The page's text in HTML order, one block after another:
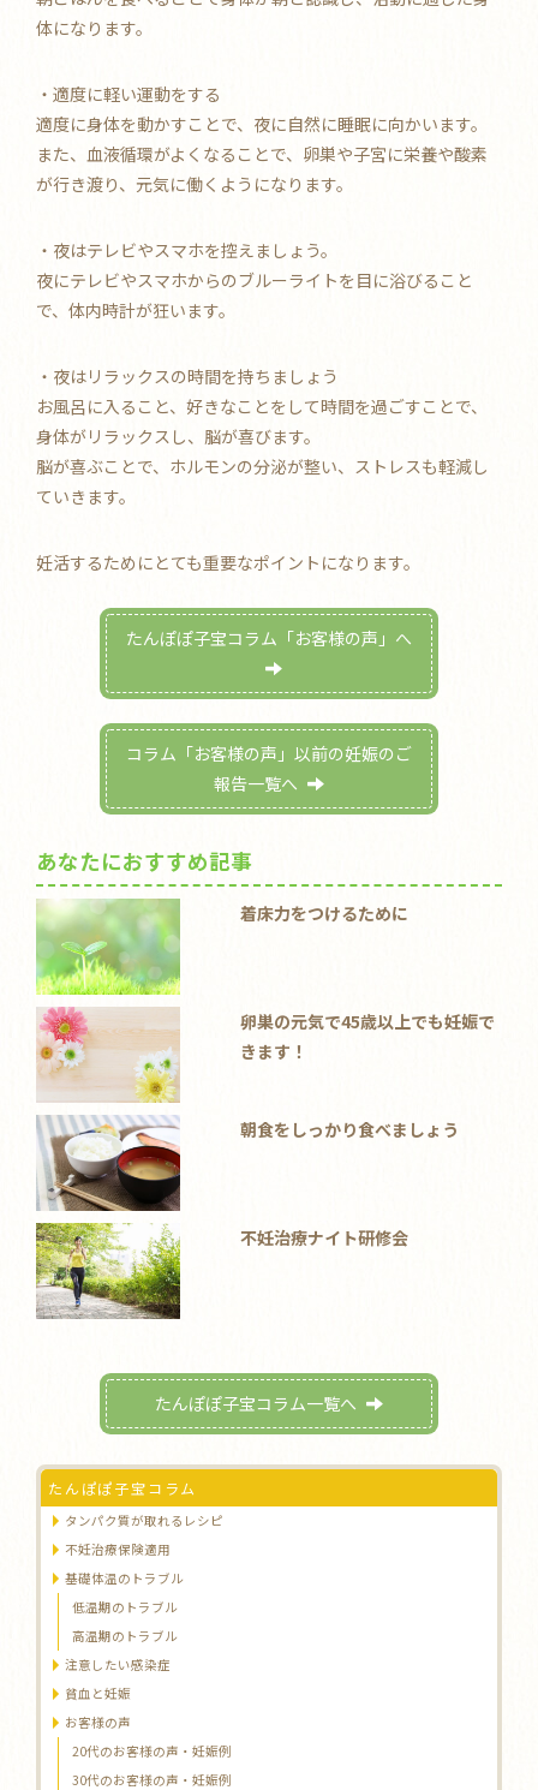
体になります。
・適度に軽い運動をする
適度に身体を動かすことで、夜に自然に睡眠に向かいます。
また、血液循環がよくなることで、卵巣や子宮に栄養や酸素
が行き渡り、元気に働くようになります。
・夜はテレビやスマホを控えましょう。
夜にテレビやスマホからのブルーライトを目に浴びること
で、体内時計が狂います。
・夜はリラックスの時間を持ちましょう
お風呂に入ること、好きなことをして時間を過ごすことで、
身体がリラックスし、脳が喜びます。
脳が喜ぶことで、ホルモンの分泌が整い、ストレスも軽減し
ていきます。
妊活するためにとても重要なポイントになります。
たんぽぽ子宝コラム「お客様の声」へ
コラム「お客様の声」以前の妊娠のご
報告一覧へ
あなたにおすすめ記事
着床力をつけるために
卵巣の元気で45歳以上でも妊娠で
きます！
朝食をしっかり食べましょう
不妊治療ナイト研修会
たんぽぽ子宝コラム一覧へ
たんぽぽ子宝コラム
タンパク質が取れるレシピ
不妊治療保険適用
基礎体温のトラブル
低温期のトラブル
高温期のトラブル
注意したい感染症
貧血と妊娠
お客様の声
20代のお客様の声・妊娠例
30代のお客様の声・妊娠例